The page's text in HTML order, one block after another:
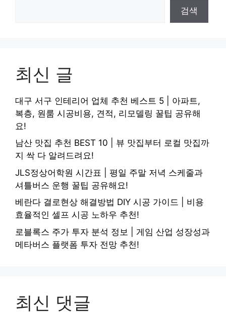
검색
최신 글
대구 서구 인테리어 업체 추천 베스트 5 | 아파트,
복층, 원룸 시공비용, 견적, 리모델링 꿀팁 공유해
요!
남산 맛집 추천 BEST 10 | 뷰 맛집부터 로컬 맛집까
지 싹 다 알려드려요!
JLS정상어학원 시간표 | 평일 주말 저녁 스케줄과
셔틀버스 운행 꿀팁 공유해요!
베란다 결로현상 해결방법 DIY 시공 가이드 | 비용
효율적인 셀프 시공 노하우 추천!
로블록스 주가 투자 분석 정보 | 게임 산업 성장성과
메타버스 플랫폼 투자 전망 추천!
최신 댓글